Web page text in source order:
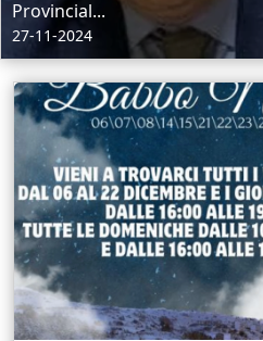
Provincial...
27-11-2024